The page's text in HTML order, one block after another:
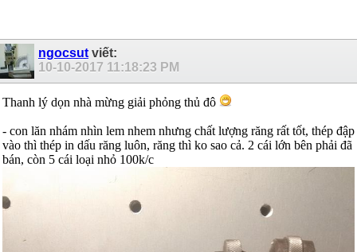
ngocsut viết:
10-10-2017 11:18:23 PM
Thanh lý dọn nhà mừng giải phỏng thủ đô
- con lăn nhám nhìn lem nhem nhưng chất lượng răng rất tốt, thép đập
vào thì thép in dấu răng luôn, răng thì ko sao cả. 2 cái lớn bên phải đã
bán, còn 5 cái loại nhỏ 100k/c